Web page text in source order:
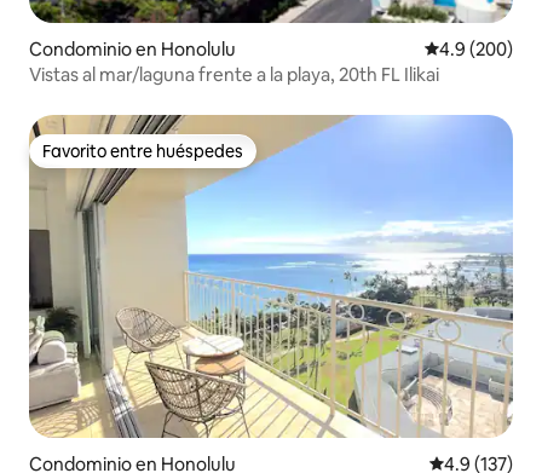
Condominio en Honolulu Calificación
4.9 (200)
Vistas al mar/laguna frente a la playa, 20th FL Ilikai
Favorito entre huéspedes
Favorito entre huéspedes
Condominio en Honolulu Calificación
4.9 (137)